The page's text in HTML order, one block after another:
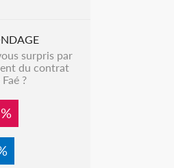
surpris par
du contrat
?